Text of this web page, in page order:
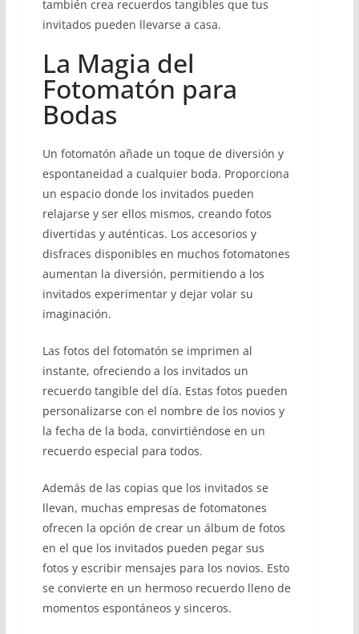
también crea recuerdos tangibles que tus
invitados pueden llevarse a casa.
La Magia del
Fotomatón para
Bodas
Un fotomatón añade un toque de diversión y
espontaneidad a cualquier boda. Proporciona
un espacio donde los invitados pueden
relajarse y ser ellos mismos, creando fotos
divertidas y auténticas. Los accesorios y
disfraces disponibles en muchos fotomatones
aumentan la diversión, permitiendo a los
invitados experimentar y dejar volar su
imaginación.
Las fotos del fotomatón se imprimen al
instante, ofreciendo a los invitados un
recuerdo tangible del día. Estas fotos pueden
personalizarse con el nombre de los novios y
la fecha de la boda, convirtiéndose en un
recuerdo especial para todos.
Además de las copias que los invitados se
llevan, muchas empresas de fotomatones
ofrecen la opción de crear un álbum de fotos
en el que los invitados pueden pegar sus
fotos y escribir mensajes para los novios. Esto
se convierte en un hermoso recuerdo lleno de
momentos espontáneos y sinceros.